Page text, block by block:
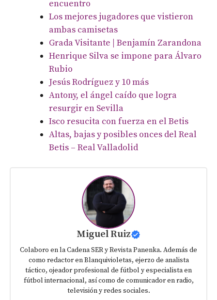
encuentro
Los mejores jugadores que vistieron
ambas camisetas
Grada Visitante | Benjamín Zarandona
Henrique Silva se impone para Álvaro
Rubio
Jesús Rodríguez y 10 más
Antony, el ángel caído que logra
resurgir en Sevilla
Isco resucita con fuerza en el Betis
Altas, bajas y posibles onces del Real
Betis – Real Valladolid
Miguel Ruiz
Colaboro en la Cadena SER y Revista Panenka. Además de
como redactor en Blanquivioletas, ejerzo de analista
táctico, ojeador profesional de fútbol y especialista en
fútbol internacional, así como de comunicador en radio,
televisión y redes sociales.